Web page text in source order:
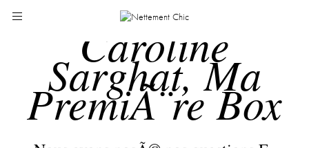
Caroline
Sarghat, Ma
PremiÃ¨re Box